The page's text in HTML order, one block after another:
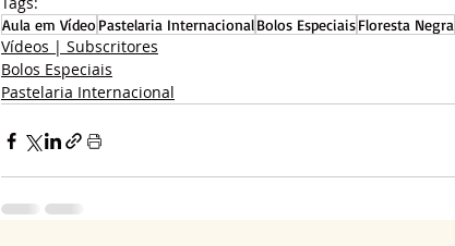
Aula em Vídeo Pastelaria InternacionalBolos EspeciaisFloresta Negra
Vídeos | Subscritores
Bolos Especiais
Pastelaria Internacional